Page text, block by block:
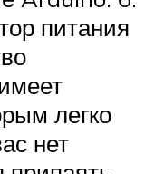
питания
легко
нет